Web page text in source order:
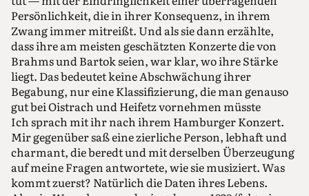
Persönlichkeit, die in ihrer Konsequenz, in ihrem
Zwang immer mitreißt. Und als sie dann erzählte,
dass ihre am meisten geschätzten Konzerte die von
Brahms und Bartok seien, war klar, wo ihre Stärke
liegt. Das bedeutet keine Abschwächung ihrer
Begabung, nur eine Klassifizierung, die man genauso
gut bei Oistrach und Heifetz vornehmen müsste
Ich sprach mit ihr nach ihrem Hamburger Konzert.
Mir gegenüber saß eine zierliche Person, lebhaft und
charmant, die beredt und mit derselben Überzeugung
auf meine Fragen antwortete, wie sie musiziert. Was
kommt zuerst? Natürlich die Daten ihres Lebens.